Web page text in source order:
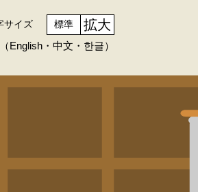
サイズ 標準 拡大
English・中文・한글）